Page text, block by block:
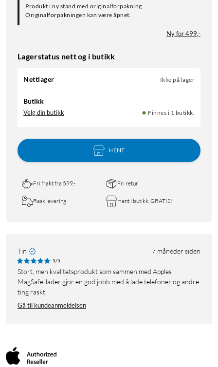
Produkt i ny stand med originalforpakning.
Originalforpakningen kan være åpnet.
Ny for 499,-
Lagerstatus nett og i butikk
Nettlager Ikke på lager
Butikk
Velg din butikk Finnes i 1 butikk.
HENT
Fri frakt fra 599,- Fri retur
Rask levering Hent i butikk, GRATIS!
Tin 7 måneder siden
5/5
Stort, men kvalitetsprodukt som sammen med Apples
MagSafe-lader gjør en god jobb med å lade telefoner og andre
ting raskt.
Gå til kundeanmeldelsen